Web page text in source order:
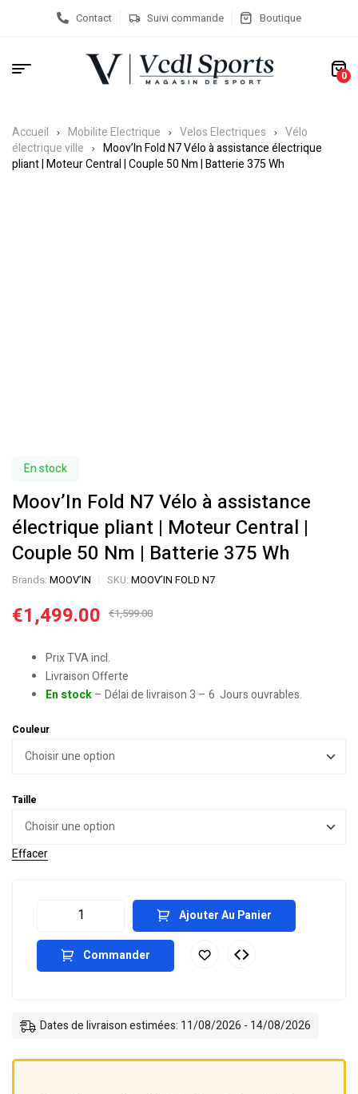
Contact Suivi commande Boutique
0
Accueil Mobilite Electrique Velos Electriques
Vélo
électrique ville
Moov’In Fold N7 Vélo à assistance électrique
pliant | Moteur Central | Couple 50 Nm | Batterie 375 Wh
En stock
Moov’In Fold N7 Vélo à assistance
électrique pliant | Moteur Central |
Couple 50 Nm | Batterie 375 Wh
Brands: MOOV’IN SKU: MOOV’IN FOLD N7
€1,599.00
€1,499.00
Prix TVA incl.
Livraison Offerte
En stock– Délai de livraison 3 – 6 Jours ouvrables.
Couleur
Taille
Effacer
Ajouter Au Panier
Commander
Dates de livraison estimées: 11/08/2026 - 14/08/2026